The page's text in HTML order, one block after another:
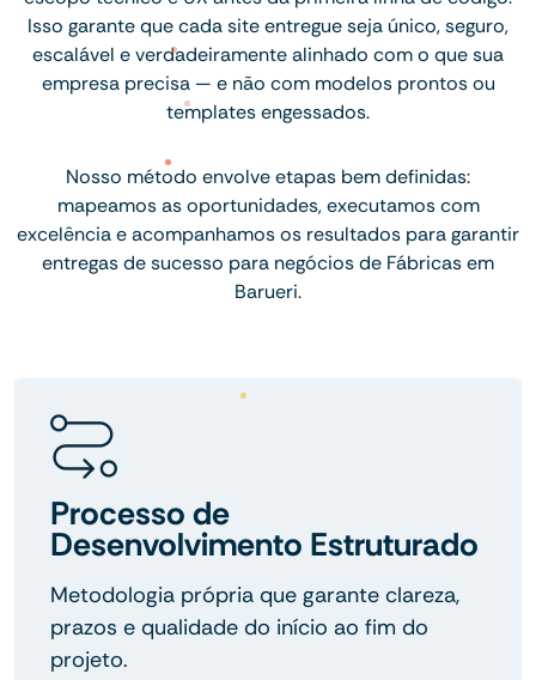
Isso garante que cada site entregue seja único, seguro,
escalável e verdadeiramente alinhado com o que sua
empresa precisa — e não com modelos prontos ou
templates engessados.
Nosso método envolve etapas bem definidas:
mapeamos as oportunidades, executamos com
excelência e acompanhamos os resultados para garantir
entregas de sucesso para negócios de Fábricas em
Barueri.
Processo de
Desenvolvimento Estruturado
Metodologia própria que garante clareza,
prazos e qualidade do início ao fim do
projeto.